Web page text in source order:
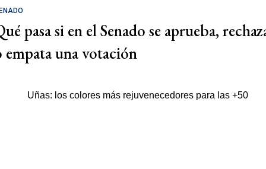
pasa si en el Senado se aprueba,
empata una votación